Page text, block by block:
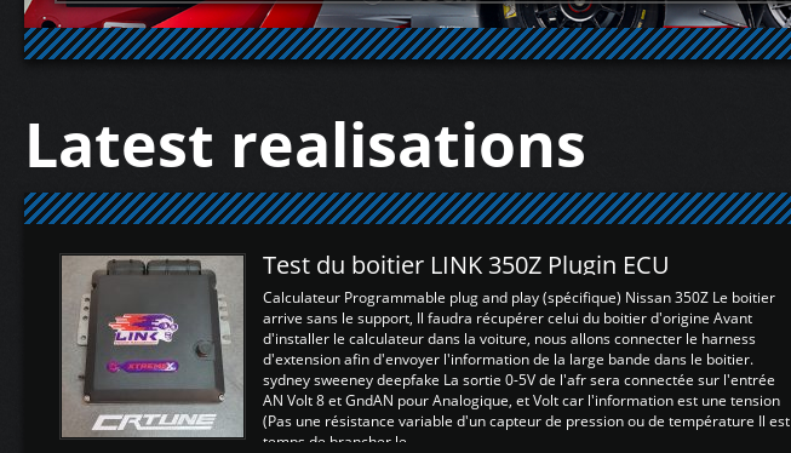
Latest realisations
Test du boitier LINK 350Z Plugin ECU
Calculateur Programmable plug and play (spécifique) Nissan 350Z Le boitier
arrive sans le support, Il faudra récupérer celui du boitier d'origine Avant
d'installer le calculateur dans la voiture, nous allons connecter le harness
d'extension afin d'envoyer l'information de la large bande dans le boitier.
sydney sweeney deepfake La sortie 0-5V de l'afr sera connectée sur l'entrée
AN Volt 8 et GndAN pour Analogique, et Volt car l'information est une tension
(Pas une résistance variable d'un capteur de pression ou de température Il est
temps de brancher le ...